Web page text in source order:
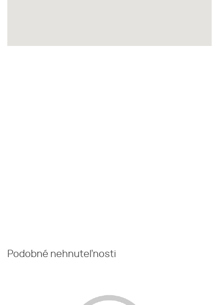
Podobné nehnuteľnosti